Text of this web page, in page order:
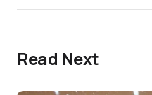
Read Next